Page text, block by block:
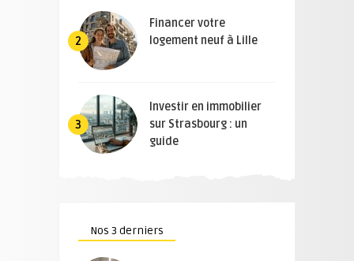
2
Financer votre
logement neuf à Lille
3
Investir en immobilier
sur Strasbourg : un
guide
Nos 3 derniers